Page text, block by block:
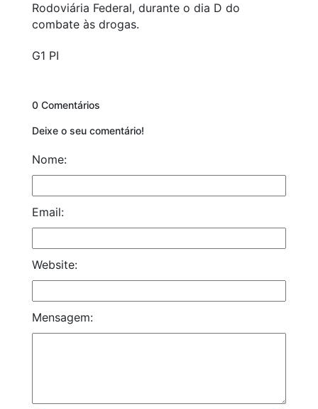
Rodoviária Federal, durante o dia D do
combate às drogas.
G1 PI
0 Comentários
Deixe o seu comentário!
Nome:
Email:
Website:
Mensagem: